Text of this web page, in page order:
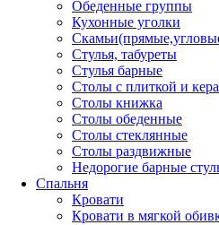
Обеденные группы
Кухонные уголки
Стулья, табуреты
Стулья барные
Столы с плиткой и
Столы книжка
Столы обеденные
Столы стеклянные
Столы раздвижные
Недорогие барные
Спальня
Кровати
Кровати в мягкой